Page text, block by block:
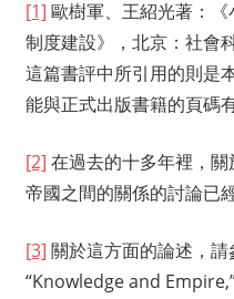
[1] 歐樹軍、王紹光著：
制度建設》，北京：社會
這篇書評中所引用的則是
能與正式出版書籍的頁碼有
[2] 在過去的十多年裡，
帝國之間的關係的討論已
[3] 關於這方面的論述，
“Knowledge and